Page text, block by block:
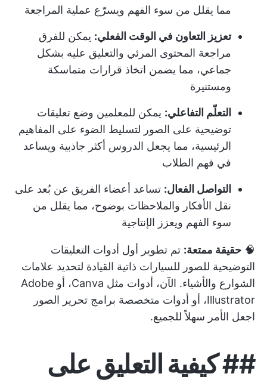
مما يقلل من سوء الفهم ويسرّع عملية المراجعة
تعزيز التعاون في الوقت الفعلي: يمكن للفرق
مراجعة المحتوى المرئي والتعليق عليه بشكل
جماعي، مما يضمن اتخاذ قرارات متماسكة
ومستنيرة
التعلّم التفاعلي: يمكن للمعلمين وضع تعليقات
توضيحية على الصور لتسليط الضوء على المفاهيم
الرئيسية، مما يجعل الدروس أكثر جاذبية ويساعد
في فهم الطلاب
التواصل الفعال: تساعد أعضاء الفريق عن بُعد على
نقل الأفكار والملاحظات بوضوح، مما يقلل من
سوء الفهم ويعزز الإنتاجية
🧠 حقيقة ممتعة: تم تطوير أول أدوات التعليقات
التوضيحية للصور للسيارات ذاتية القيادة لتحديد علامات
الشوارع والأشياء. الآن، أدوات مثل Canva، أو Adobe
Illustrator، أو أدوات متخصصة
برامج تحرير الصور
اجعل الأمر سهلاً للجميع.
##كيفية التعليق على